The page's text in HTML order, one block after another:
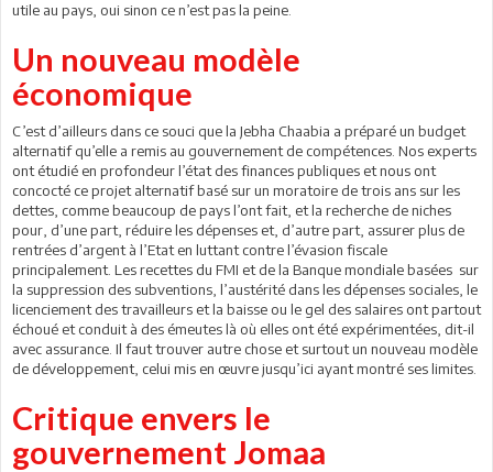
utile au pays, oui sinon ce n’est pas la peine.
Un nouveau modèle
économique
C’est d’ailleurs dans ce souci que la Jebha Chaabia a préparé un budget
alternatif qu’elle a remis au gouvernement de compétences. Nos experts
ont étudié en profondeur l’état des finances publiques et nous ont
concocté ce projet alternatif basé sur un moratoire de trois ans sur les
dettes, comme beaucoup de pays l’ont fait, et la recherche de niches
pour, d’une part, réduire les dépenses et, d’autre part, assurer plus de
rentrées d’argent à l’Etat en luttant contre l’évasion fiscale
principalement. Les recettes du FMI et de la Banque mondiale basées sur
la suppression des subventions, l’austérité dans les dépenses sociales, le
licenciement des travailleurs et la baisse ou le gel des salaires ont partout
échoué et conduit à des émeutes là où elles ont été expérimentées, dit-il
avec assurance. Il faut trouver autre chose et surtout un nouveau modèle
de développement, celui mis en œuvre jusqu’ici ayant montré ses limites.
Critique envers le
gouvernement Jomaa